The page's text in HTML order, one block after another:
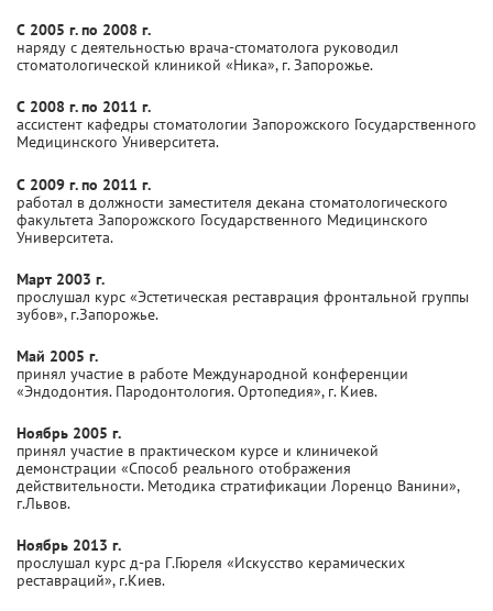
С 2005 г. по 2008 г.
наряду с деятельностью врача-стоматолога руководил
стоматологической клиникой «Ника», г. Запорожье.
С 2008 г. по 2011 г.
ассистент кафедры стоматологии Запорожского Государственного
Медицинского Университета.
С 2009 г. по 2011 г.
работал в должности заместителя декана стоматологического
факультета Запорожского Государственного Медицинского
Университета.
Март 2003 г.
прослушал курс «Эстетическая реставрация фронтальной группы
зубов», г.Запорожье.
Май 2005 г.
принял участие в работе Международной конференции
«Эндодонтия. Пародонтология. Ортопедия», г. Киев.
Ноябрь 2005 г.
принял участие в практическом курсе и клиничекой
демонстрации «Способ реального отображения
действительности. Методика стратификации Лоренцо Ванини»,
г.Львов.
Ноябрь 2013 г.
прослушал курс д-ра Г.Гюреля «Искусство керамических
реставраций», г.Киев.